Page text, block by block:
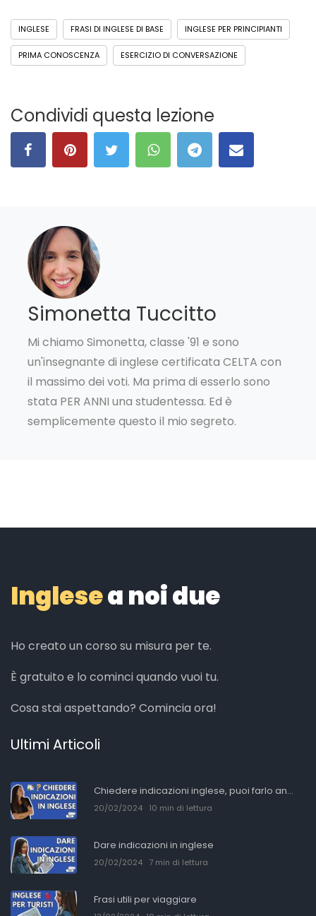
INGLESE FRASI DI INGLESE DI BASE INGLESE PER PRINCIPIANTI
PRIMA CONOSCENZA ESERCIZIO DI CONVERSAZIONE
Condividi questa lezione
Simonetta Tuccitto
Mi chiamo Simonetta, classe '91 e sono
un'insegnante di inglese certificata CELTA con
il massimo dei voti. Ma prima di esserlo sono
stata PER ANNI una studentessa. Ed è
semplicemente questo il mio segreto.
Inglesea noi due
Ho creato un corso su misura per te.
È gratuito e lo cominci quando vuoi tu.
Cosa stai aspettando? Comincia ora!
Ultimi Articoli
Chiedere indicazioni inglese, puoi farlo an...
20/02/2024 10 min di lettura
Dare indicazioni in inglese
20/02/2024 7 min di lettura
Frasi utili per viaggiare